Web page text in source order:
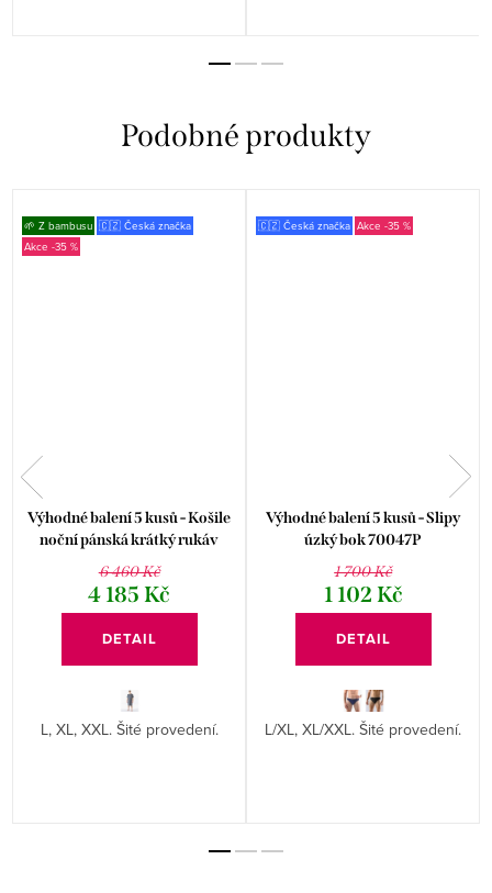
🌱 Z bambusu 🇨🇿 Česká značka
-35 %
Výhodné balení 5 kusů - Košile
noční pánská krátký rukáv
79206P
6 460 Kč
4 185 Kč
DETAIL
L, XL, XXL. Šité provedení.
🇨🇿 Česká značka -35 %
Výhodné balení 5 kusů - Slipy
úzký bok 70047P
1 700 Kč
1 102 Kč
DETAIL
L/XL, XL/XXL. Šité provedení.